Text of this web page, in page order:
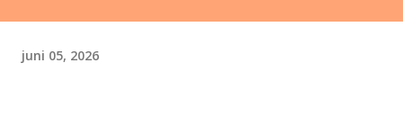
juni 05, 2026